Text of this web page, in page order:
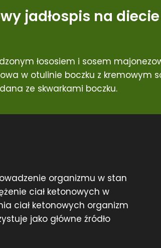
jadłospis na
łososiem i sosem
w otulinie boczku z kremowym
ze skwarkami boczku.
organizmu w stan
ciał ketonowych w
ciał ketonowych organizm
jako główne źródło